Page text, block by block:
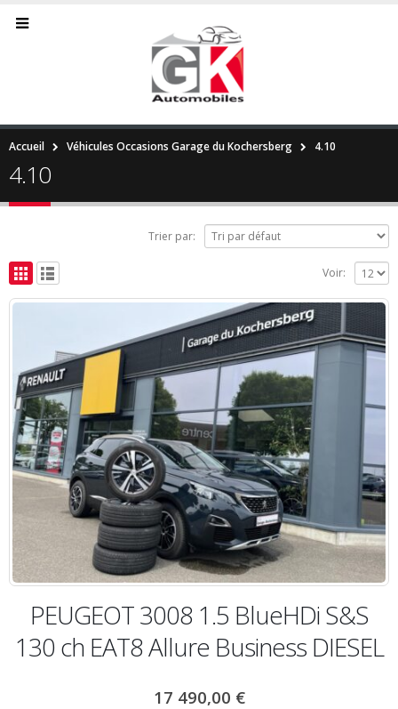
Accueil Véhicules Occasions Garage du Kochersberg 4.10
4.10
Trier par:
Voir:
PEUGEOT 3008 1.5 BlueHDi S&S
130 ch EAT8 Allure Business DIESEL
17 490,00 €